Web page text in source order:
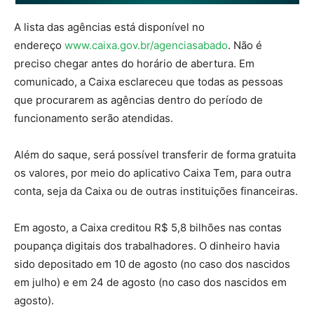
A lista das agências está disponível no
endereço www.caixa.gov.br/agenciasabado. Não é
preciso chegar antes do horário de abertura. Em
comunicado, a Caixa esclareceu que todas as pessoas
que procurarem as agências dentro do período de
funcionamento serão atendidas.
Além do saque, será possível transferir de forma gratuita
os valores, por meio do aplicativo Caixa Tem, para outra
conta, seja da Caixa ou de outras instituições financeiras.
Em agosto, a Caixa creditou R$ 5,8 bilhões nas contas
poupança digitais dos trabalhadores. O dinheiro havia
sido depositado em 10 de agosto (no caso dos nascidos
em julho) e em 24 de agosto (no caso dos nascidos em
agosto).